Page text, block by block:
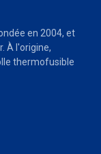
en 2004, et
À l'origine,
thermofusible